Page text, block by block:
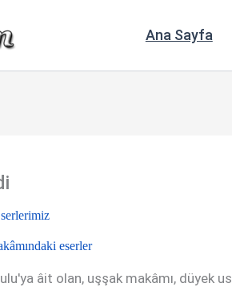
Ana Sayfa
eserler
âit olan, uşşak makâmı, düyek